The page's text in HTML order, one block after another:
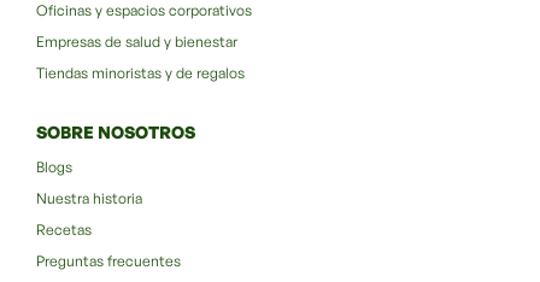
Oficinas y espacios corporativos
Empresas de salud y bienestar
Tiendas minoristas y de regalos
SOBRE NOSOTROS
Blogs
Nuestra historia
Recetas
Preguntas frecuentes